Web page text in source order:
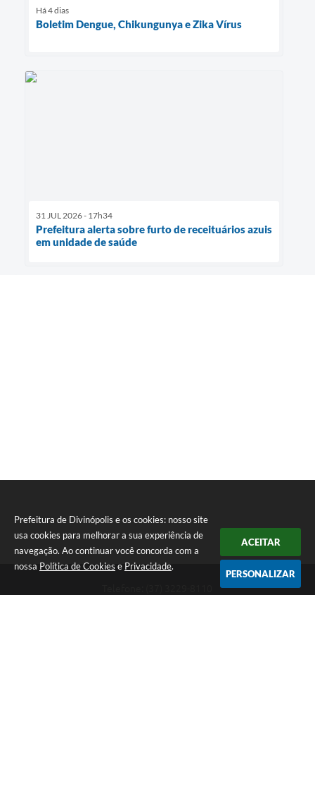
Prefeitura de Divinópolis e os cookies: nosso site
usa cookies para melhorar a sua experiência de
navegação. Ao continuar você concorda com a
nossa Política de Cookies e Privacidade.
ACEITAR
PERSONALIZAR
Há 4 dias
Boletim Dengue, Chikungunya e Zika Vírus
31 JUL 2026 - 17h34
Prefeitura alerta sobre furto de receituários azuis
em unidade de saúde